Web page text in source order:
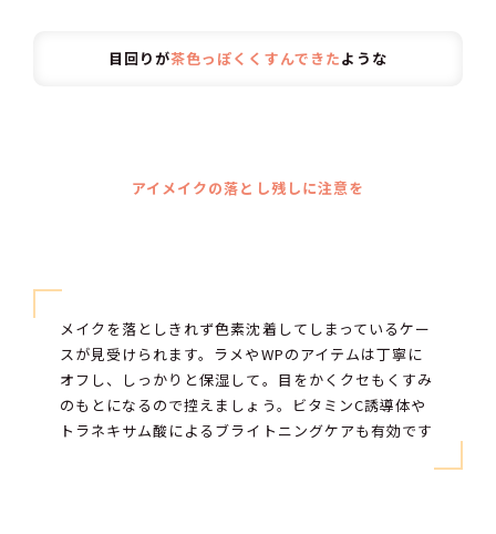
目回りが茶色っぽくくすんできたような
アイメイクの落とし残しに注意を
メイクを落としきれず色素沈着してしまっているケー
スが見受けられます。ラメやWPのアイテムは丁寧に
オフし、しっかりと保湿して。目をかくクセもくすみ
のもとになるので控えましょう。ビタミンC誘導体や
トラネキサム酸によるブライトニングケアも有効です